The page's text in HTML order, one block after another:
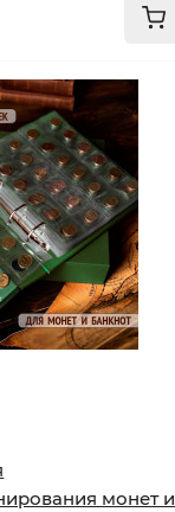
монет и